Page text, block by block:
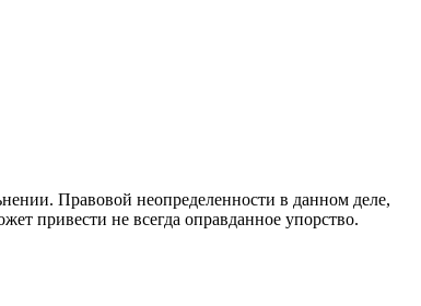
Правовой неопределенности в данном деле,
привести не всегда оправданное упорство.